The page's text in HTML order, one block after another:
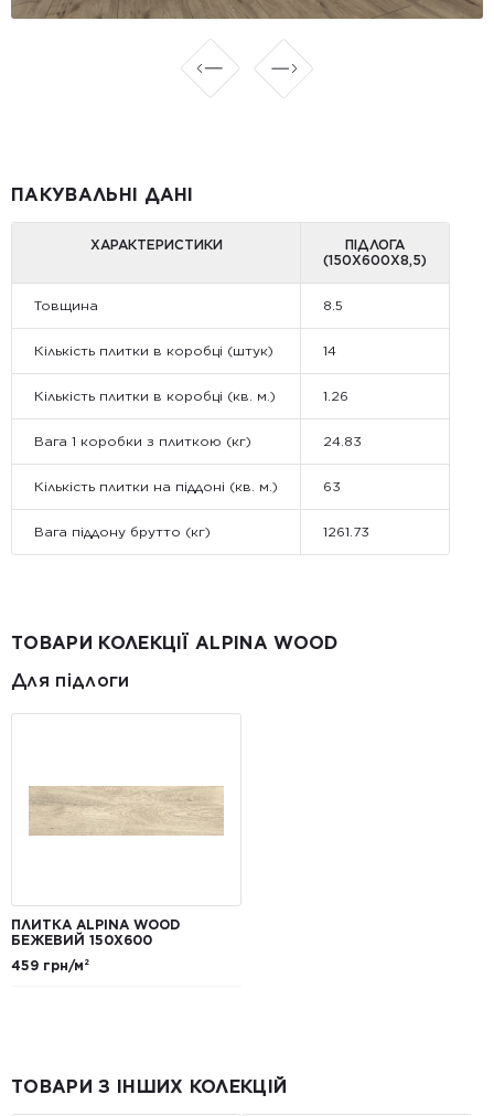
ПАКУВАЛЬНІ ДАНІ
ХАРАКТЕРИСТИКИ
ПІДЛОГА
(150Х600Х8,5)
Товщина 8.5
Кількість плитки в коробці (штук) 14
Кількість плитки в коробці (кв. м.) 1.26
Вага 1 коробки з плиткою (кг) 24.83
Кількість плитки на піддоні (кв. м.) 63
Вага піддону брутто (кг) 1261.73
ТОВАРИ КОЛЕКЦІЇ ALPINA WOOD
Для підлоги
ПЛИТКА ALPINA WOOD
БЕЖЕВИЙ 150Х600
459 грн/м²
ТОВАРИ З ІНШИХ КОЛЕКЦІЙ